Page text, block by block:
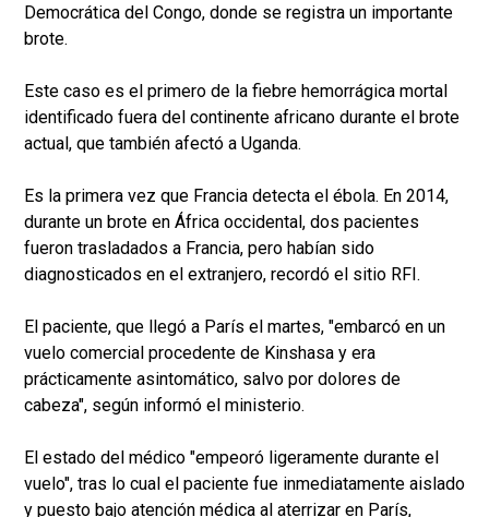
Democrática del Congo, donde se registra un importante
brote.
Este caso es el primero de la fiebre hemorrágica mortal
identificado fuera del continente africano durante el brote
actual, que también afectó a Uganda.
Es la primera vez que Francia detecta el ébola. En 2014,
durante un brote en África occidental, dos pacientes
fueron trasladados a Francia, pero habían sido
diagnosticados en el extranjero, recordó el sitio RFI.
El paciente, que llegó a París el martes, "embarcó en un
vuelo comercial procedente de Kinshasa y era
prácticamente asintomático, salvo por dolores de
cabeza", según informó el ministerio.
El estado del médico "empeoró ligeramente durante el
vuelo", tras lo cual el paciente fue inmediatamente aislado
y puesto bajo atención médica al aterrizar en París,